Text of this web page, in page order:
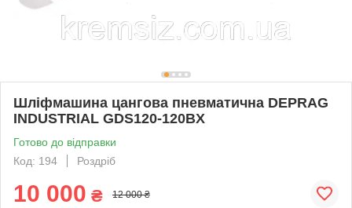
Шліфмашина цангова пневматична DEPRAG
INDUSTRIAL GDS120-120BX
Готово до відправки
Код: 194
Роздріб
10 000 ₴ 12 000 ₴